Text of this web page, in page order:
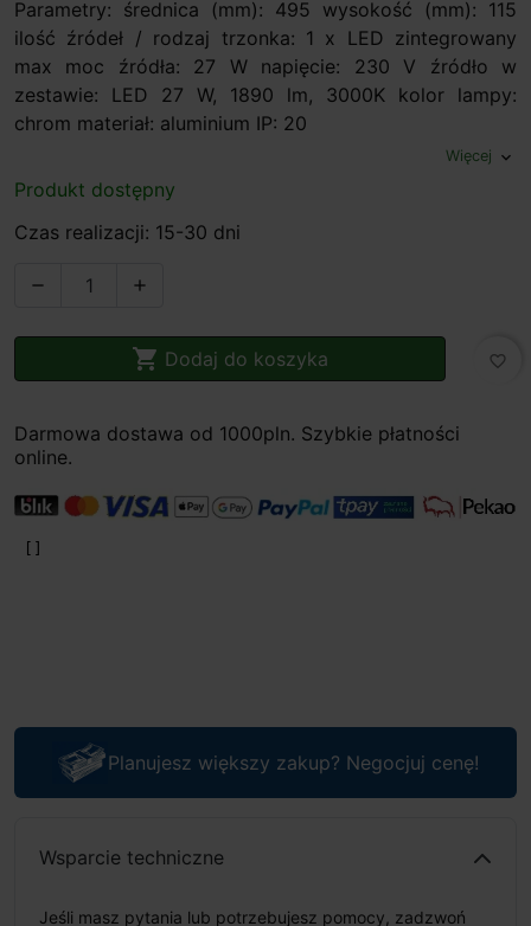
Parametry: średnica (mm): 495 wysokość (mm): 115
ilość źródeł / rodzaj trzonka: 1 x LED zintegrowany
max moc źródła: 27 W napięcie: 230 V źródło w
zestawie: LED 27 W, 1890 lm, 3000K kolor lampy:
chrom materiał: aluminium IP: 20
Więcej expand_more
Produkt dostępny
Czas realizacji: 15-30 dni
 
 Dodaj do koszyka favorite_border
Darmowa dostawa od 1000pln. Szybkie płatności
online.
Planujesz większy zakup? Negocjuj cenę!
Wsparcie techniczne
Jeśli masz pytania lub potrzebujesz pomocy, zadzwoń